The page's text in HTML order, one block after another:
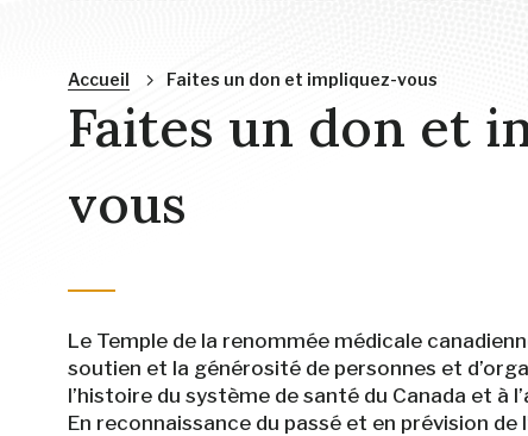
Fil
d'Ariane
Accueil Faites un don et impliquez-vous
Faites un don et
vous
Le Temple de la renommée médicale
soutien et la générosité de personnes et
l’histoire du système de santé du Canada et à
En reconnaissance du passé et en prévision de